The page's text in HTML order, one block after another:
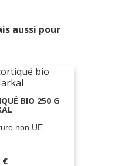
aussi pour
BIO 250 G
non UE.
€